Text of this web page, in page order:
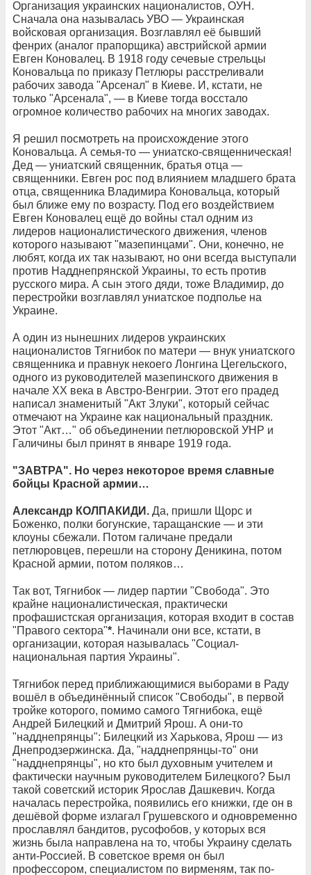
Организация украинских националистов, ОУН.
Сначала она называлась УВО — Украинская
войсковая организация. Возглавлял её бывший
фенрих (аналог прапорщика) австрийской армии
Евген Коновалец. В 1918 году сечевые стрельцы
Коновальца по приказу Петлюры расстреливали
рабочих завода "Арсенал" в Киеве. И, кстати, не
только "Арсенала", — в Киеве тогда восстало
огромное количество рабочих на многих заводах.
Я решил посмотреть на происхождение этого
Коновальца. А семья-то — униатско-священническая!
Дед — униатский священник, братья отца —
священники. Евген рос под влиянием младшего брата
отца, священника Владимира Коновальца, который
был ближе ему по возрасту. Под его воздействием
Евген Коновалец ещё до войны стал одним из
лидеров националистического движения, членов
которого называют "мазепинцами". Они, конечно, не
любят, когда их так называют, но они всегда выступали
против Надднепрянской Украины, то есть против
русского мира. А сын этого дяди, тоже Владимир, до
перестройки возглавлял униатское подполье на
Украине.
А один из нынешних лидеров украинских
националистов Тягнибок по матери — внук униатского
священника и правнук некоего Лонгина Цегельского,
одного из руководителей мазепинского движения в
начале XX века в Австро-Венгрии. Этот его прадед
написал знаменитый "Акт Злуки", который сейчас
отмечают на Украине как национальный праздник.
Этот "Акт…" об объединении петлюровской УНР и
Галичины был принят в январе 1919 года.
"ЗАВТРА". Но через некоторое время славные
бойцы Красной армии…
Александр КОЛПАКИДИ. Да, пришли Щорс и
Боженко, полки богунские, таращанские — и эти
клоуны сбежали. Потом галичане предали
петлюровцев, перешли на сторону Деникина, потом
Красной армии, потом поляков…
Так вот, Тягнибок — лидер партии "Свобода". Это
крайне националистическая, практически
профашистская организация, которая входит в состав
"Правого сектора"*. Начинали они все, кстати, в
организации, которая называлась "Социал-
национальная партия Украины".
Тягнибок перед приближающимися выборами в Раду
вошёл в объединённый список "Свободы", в первой
тройке которого, помимо самого Тягнибока, ещё
Андрей Билецкий и Дмитрий Ярош. А они-то
"надднепрянцы": Билецкий из Харькова, Ярош — из
Днепродзержинска. Да, "надднепрянцы-то" они
"надднепрянцы", но кто был духовным учителем и
фактически научным руководителем Билецкого? Был
такой советский историк Ярослав Дашкевич. Когда
началась перестройка, появились его книжки, где он в
дешёвой форме излагал Грушевского и одновременно
прославлял бандитов, русофобов, у которых вся
жизнь была направлена на то, чтобы Украину сделать
анти-Россией. В советское время он был
профессором, специалистом по вирменям, так по-